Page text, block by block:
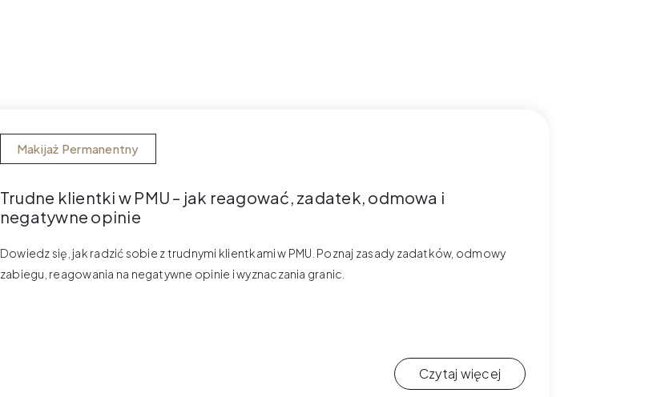
Makijaż Permanentny
Trudne klientki w PMU – jak reagować, zadatek, odmowa i
negatywne opinie
Dowiedz się, jak radzić sobie z trudnymi klientkami w PMU. Poznaj zasady zadatków, odmowy
zabiegu, reagowania na negatywne opinie i wyznaczania granic.
Czytaj więcej